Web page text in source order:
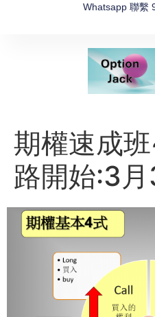
Whatsapp 聯繫
期權速成
路開始:3月